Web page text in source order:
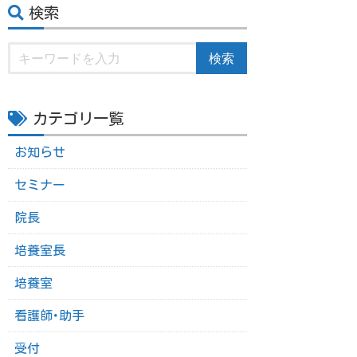
検索
検索
カテゴリ一覧
お知らせ
セミナー
院長
培養室長
培養室
看護師･助手
受付